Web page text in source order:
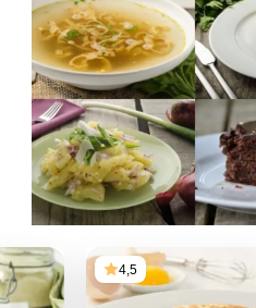
4,5